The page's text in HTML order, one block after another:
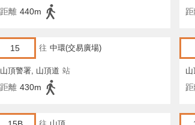
距離 440m
15 往 中環(交易廣場)
山頂警署, 山頂道 站
距離 430m